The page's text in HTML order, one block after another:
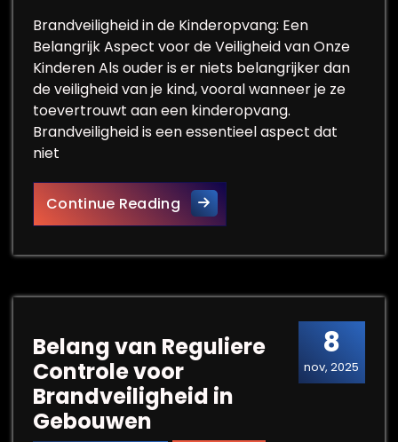
Brandveiligheid in de Kinderopvang: Een
Belangrijk Aspect voor de Veiligheid van Onze
Kinderen Als ouder is er niets belangrijker dan
de veiligheid van je kind, vooral wanneer je ze
toevertrouwt aan een kinderopvang.
Brandveiligheid is een essentieel aspect dat
niet
Continue ReadingBelang van Brandveiligheid
8
nov, 2025
Belang van Reguliere
Controle voor
Brandveiligheid in
Gebouwen